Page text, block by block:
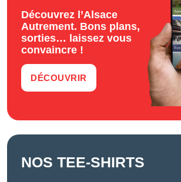
Découvrez l’Alsace
Autrement. Bons plans,
sorties… laissez vous
convaincre !
DÉCOUVRIR
NOS TEE-SHIRTS